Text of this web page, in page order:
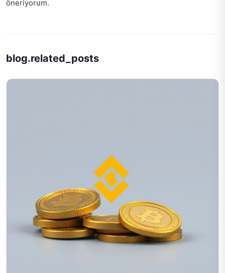
öneriyorum.
blog.related_posts